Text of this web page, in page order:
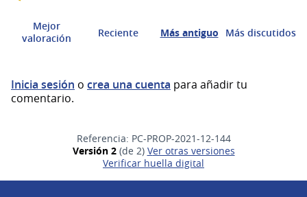
Mejor
valoración
Reciente Más antiguo Más discutidos
Inicia sesión o crea una cuenta para añadir tu
comentario.
Referencia: PC-PROP-2021-12-144
Versión 2(de 2)
ver otras versiones
Verificar huella digital